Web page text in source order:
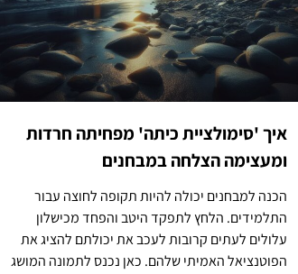
איך 'סימולציית כיתה' מפחיתה חרדות
ומעצימה הצלחה במבחנים
הכנה למבחנים יכולה להיות תקופה לחוצה עבור
התלמידים. הלחץ לתפקד היטב והפחד מכישלון
עלולים לעתים קרובות לעכב את יכולתם להציג את
הפוטנציאל האמיתי שלהם. כאן נכנס לתמונה המושג